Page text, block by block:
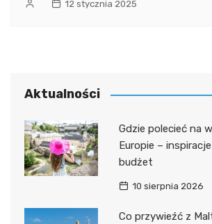
12 stycznia 2025
Aktualności
Gdzie polecieć na
Europie –
budżet
10 sierpnia 2026
Co przywieźć z